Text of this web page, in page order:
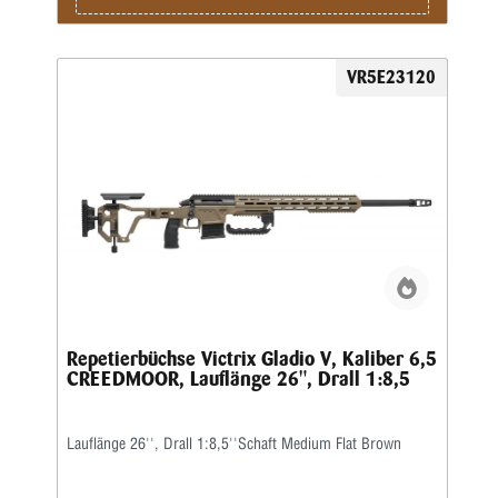
VR5E23120
Repetierbüchse Victrix Gladio V, Kaliber 6,5
CREEDMOOR, Lauflänge 26", Drall 1:8,5
Lauflänge 26'', Drall 1:8,5''Schaft Medium Flat Brown